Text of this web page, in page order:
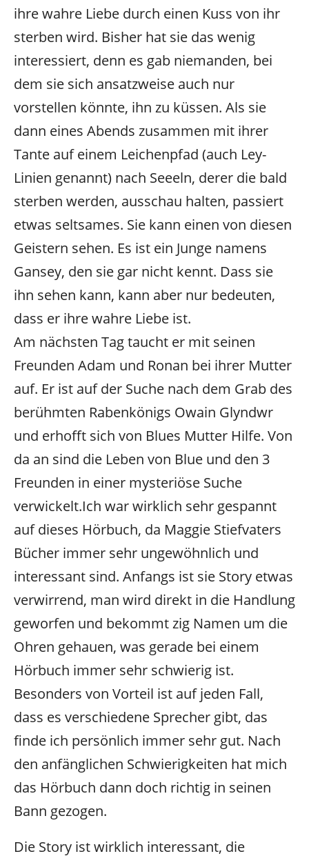
ihre wahre Liebe durch einen Kuss von ihr
sterben wird. Bisher hat sie das wenig
interessiert, denn es gab niemanden, bei
dem sie sich ansatzweise auch nur
vorstellen könnte, ihn zu küssen. Als sie
dann eines Abends zusammen mit ihrer
Tante auf einem Leichenpfad (auch Ley-
Linien genannt) nach Seeeln, derer die bald
sterben werden, ausschau halten, passiert
etwas seltsames. Sie kann einen von diesen
Geistern sehen. Es ist ein Junge namens
Gansey, den sie gar nicht kennt. Dass sie
ihn sehen kann, kann aber nur bedeuten,
dass er ihre wahre Liebe ist.
Am nächsten Tag taucht er mit seinen
Freunden Adam und Ronan bei ihrer Mutter
auf. Er ist auf der Suche nach dem Grab des
berühmten Rabenkönigs Owain Glyndwr
und erhofft sich von Blues Mutter Hilfe. Von
da an sind die Leben von Blue und den 3
Freunden in einer mysteriöse Suche
verwickelt.Ich war wirklich sehr gespannt
auf dieses Hörbuch, da Maggie Stiefvaters
Bücher immer sehr ungewöhnlich und
interessant sind. Anfangs ist sie Story etwas
verwirrend, man wird direkt in die Handlung
geworfen und bekommt zig Namen um die
Ohren gehauen, was gerade bei einem
Hörbuch immer sehr schwierig ist.
Besonders von Vorteil ist auf jeden Fall,
dass es verschiedene Sprecher gibt, das
finde ich persönlich immer sehr gut. Nach
den anfänglichen Schwierigkeiten hat mich
das Hörbuch dann doch richtig in seinen
Bann gezogen.
Die Story ist wirklich interessant, die